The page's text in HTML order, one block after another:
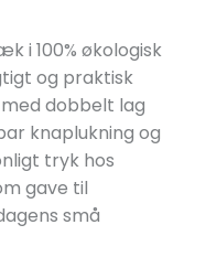
i 100% økologisk
og praktisk
dobbelt lag
knaplukning og
tryk hos
gave til
små